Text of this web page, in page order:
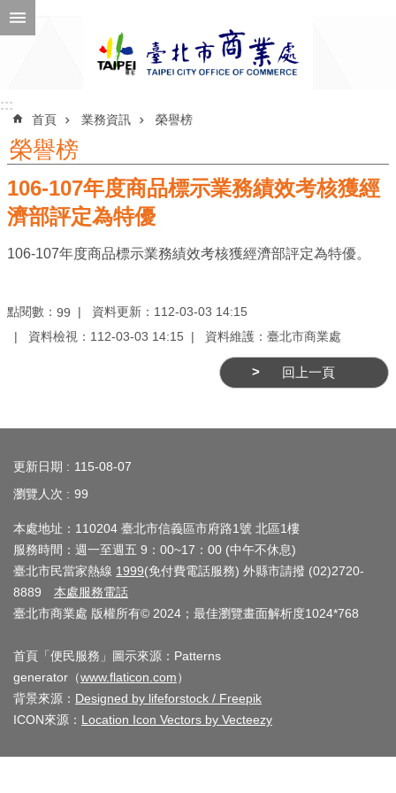
跳到主要內容區塊
公
告
息
關
介
訊
上
服
務
公
及
商
業
::::::
首頁 業務資訊 榮譽榜
榮譽榜
106-107年度商品標示業務績效考核獲經
濟部評定為特優
106-107年度商品標示業務績效考核獲經濟部評定為特優。
點閱數： 99
資料更新：112-03-03 14:15
資料檢視：112-03-03 14:15
資料維護：臺北市商業處
回上一頁
更新日期
115-08-07
瀏覽人次
99
本處地址：110204 臺北市信義區市府路1號 北區1樓
服務時間：週一至週五 9：00~17：00 (中午不休息)
臺北市民當家熱線 1999(免付費電話服務) 外縣市請撥 (02)2720-
8889 本處服務電話
臺北市商業處 版權所有© 2024；最佳瀏覽畫面解析度1024*768
首頁「便民服務」圖示來源：Patterns
generator（www.flaticon.com）
背景來源： Designed by lifeforstock / Freepik
ICON來源： Location Icon Vectors by Vecteezy